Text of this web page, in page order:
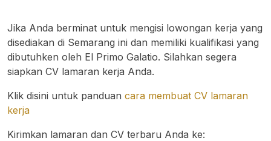
Jika Anda berminat untuk mengisi lowongan kerja yang
disediakan di Semarang ini dan memiliki kualifikasi yang
dibutuhken oleh El Primo Galatio. Silahkan segera
siapkan CV lamaran kerja Anda.
Klik disini untuk panduan cara membuat CV lamaran
kerja
Kirimkan lamaran dan CV terbaru Anda ke: